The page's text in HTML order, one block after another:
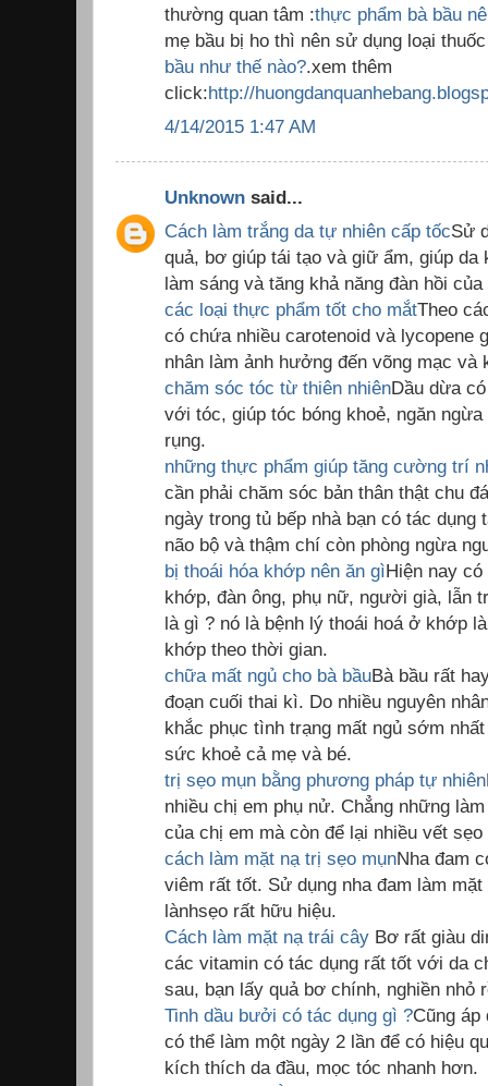
thường quan tâm :thực phẩm bà bầu
mẹ bầu bị ho thì nên sử dụng loại
bầu như thế nào?.xem thêm
click:http://
4/14/2015 1:47 AM
Unknown said...
Cách làm trắng da tự nhiên cấp tốcSử
quả, bơ giúp tái tạo và giữ ẩm, giúp da
làm sáng và tăng khả năng đàn hồi của
các loại thực phẩm tốt cho mắtTheo
có chứa nhiều carotenoid và lycopene
nhân làm ảnh hưởng đến võng mạc
chăm sóc tóc từ thiên nhiênDầu dừa
với tóc, giúp tóc bóng khoẻ, ngăn
rụng.
những thực phẩm giúp tăng cường trí
cần phải chăm sóc bản thân thật chu
ngày trong tủ bếp nhà bạn có tác
não bộ và thậm chí còn phòng ngừa
bị thoái hóa khớp nên ăn gìHiện nay
khớp, đàn ông, phụ nữ, người già, lẫn
là gì ? nó là bệnh lý thoái hoá ở khớp
khớp theo thời gian.
chữa mất ngủ cho bà bầuBà bầu rất
đoạn cuối thai kì. Do nhiều nguyên
khắc phục tình trạng mất ngủ sớm
sức khoẻ cả mẹ và bé.
trị sẹo mụn bằng phương pháp tự nhiên
nhiều chị em phụ nử. Chẳng những
của chị em mà còn để lại nhiều vết
cách làm mặt nạ trị sẹo mụnNha đam
viêm rất tốt. Sử dụng nha đam làm
lànhsẹo rất hữu hiệu.
Cách làm mặt nạ trái cây Bơ rất giàu
các vitamin có tác dụng rất tốt với da
sau, bạn lấy quả bơ chính, nghiền nhỏ
Tinh dầu bưởi có tác dụng gì ?Cũng áp
có thể làm một ngày 2 lần để có hiệu
kích thích da đầu, mọc tóc nhanh hơn.